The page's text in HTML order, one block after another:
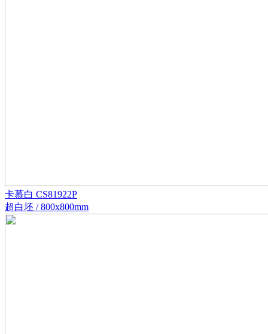
卡慕白 CS81922P
超白坯 / 800x800mm